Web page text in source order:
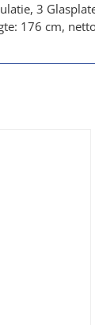
3
176 cm,